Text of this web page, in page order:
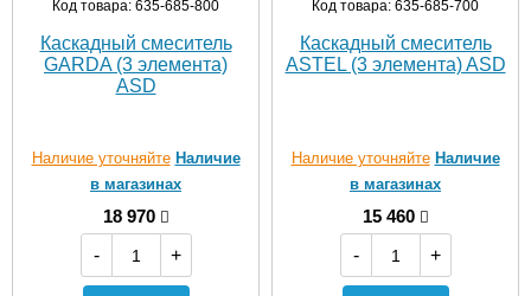
Код товара: 635-685-800
Каскадный смеситель
GARDA (3 элемента)
ASD
Наличие уточняйте Наличие
в магазинах
18 970
-
+
Код товара: 635-685-700
Каскадный смеситель
ASTEL (3 элемента) ASD
Наличие уточняйте Наличие
в магазинах
15 460
-
+